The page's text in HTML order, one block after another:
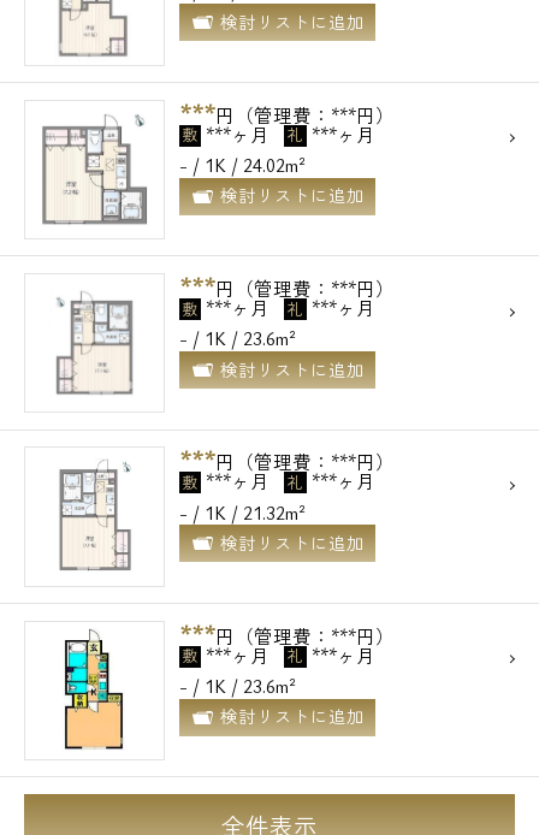
検討リストに追加
***円（管理費：***円）
敷 ***ヶ月 礼 ***ヶ月
- / 1K / 24.02m²
検討リストに追加
***円（管理費：***円）
敷 ***ヶ月 礼 ***ヶ月
- / 1K / 23.6m²
検討リストに追加
***円（管理費：***円）
敷 ***ヶ月 礼 ***ヶ月
- / 1K / 21.32m²
検討リストに追加
***円（管理費：***円）
敷 ***ヶ月 礼 ***ヶ月
- / 1K / 23.6m²
検討リストに追加
全件表示
メールでお問い合わせ
お問い合わせ